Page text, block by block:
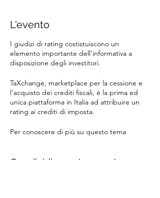
L'evento
I giudizi di rating costistuiscono un
elemento importante dell'informativa a
disposizione degli investitori.
TaXchange, marketplace per la cessione e
l'acquisto dei crediti fiscali, è la prima ed
unica piattaforma in Italia ad attribuire un
rating ai crediti di imposta.
Per conoscere di più su questo tema
Condividi questo evento